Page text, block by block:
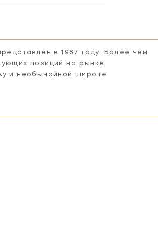
в 1987 году. Более чем
позиций на рынке
и необычайной широте